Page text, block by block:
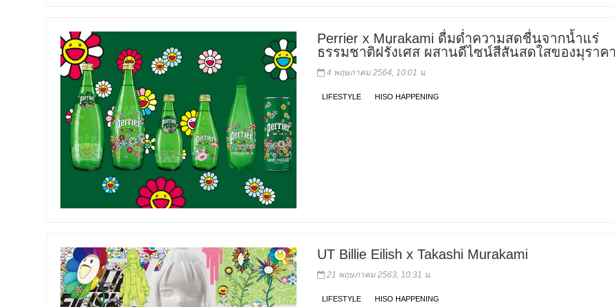
Perrier x Murakami ดื่มด่ำความสดชื่นจากน้ำแร่
ธรรมชาติฝรั่งเศส ผสานดีไซน์สีสันสดใสของมุราค
4 พฤษภาคม 2564, 10:01 น.
LIFESTYLE HISO HAPPENING
UT Billie Eilish x Takashi Murakami
21 พฤษภาคม 2563, 10:31 น.
LIFESTYLE HISO HAPPENING